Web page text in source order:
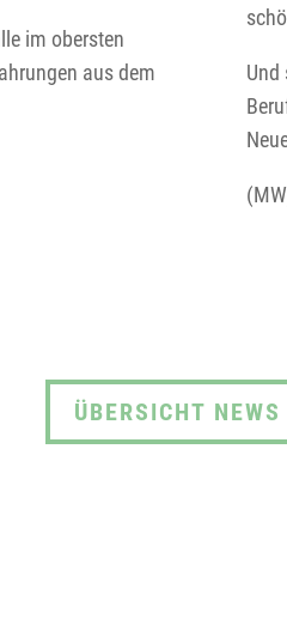
im obersten
aus dem
Und
ÜBERSICHT